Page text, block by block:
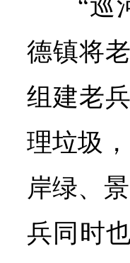
“巡
德镇将
组建老
理垃圾
岸绿、
兵同时